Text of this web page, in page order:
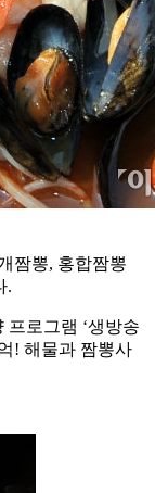
짬뽕, 홍합짬뽕
.
프로그램 ‘생방송
! 해물과 짬뽕사